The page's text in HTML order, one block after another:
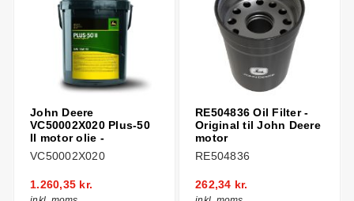
John Deere
VC50002X020 Plus-50
II motor olie -
VC50002X020
1.260,35 kr.
RE504836 Oil Filter -
Original til John Deere
motor
RE504836
262,34 kr.